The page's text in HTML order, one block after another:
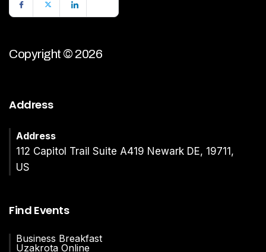
Copyright © 2026
Address
Address
112 Capitol Trail Suite A419 Newark DE, 19711,
US
Find Events
Business Breakfast
Uzakrota Online